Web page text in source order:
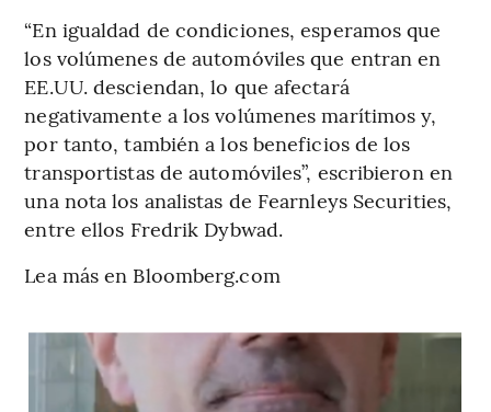
“En igualdad de condiciones, esperamos que
los volúmenes de automóviles que entran en
EE.UU. desciendan, lo que afectará
negativamente a los volúmenes marítimos y,
por tanto, también a los beneficios de los
transportistas de automóviles”, escribieron en
una nota los analistas de Fearnleys Securities,
entre ellos Fredrik Dybwad.
Lea más en Bloomberg.com